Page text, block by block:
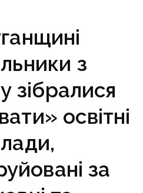
з
зібралися
освітні
за